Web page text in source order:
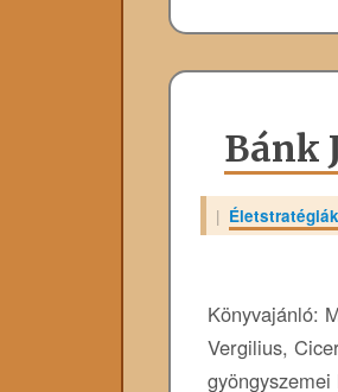
Bánk
| Életstratégiák
Könyvajánló:
Vergilius,